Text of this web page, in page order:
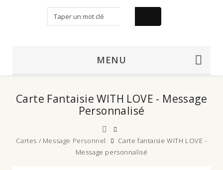
MENU
Carte Fantaisie WITH LOVE - Message
Personnalisé
Cartes / Message Personnel
Carte fantaisie WITH LOVE -
Message personnalisé